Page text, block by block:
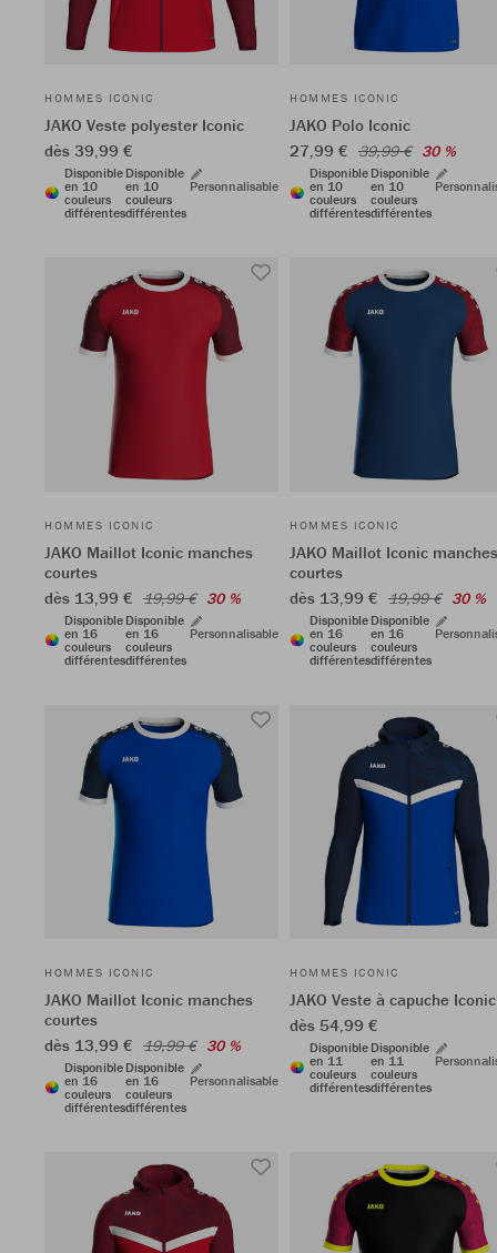
HOMMES ICONIC
JAKO Veste polyester Iconic
dès 39,99 €
Disponible
en 10
couleurs
différentes
Disponible
en 10
couleurs
différentes
Personnalisable
HOMMES ICONIC
JAKO Polo Iconic
27,99 € 39,99 € 30 %
Disponible
en 10
couleurs
différentes
Disponible
en 10
couleurs
différentes
HOMMES ICONIC
JAKO Maillot Iconic manches
courtes
dès 13,99 € 19,99 € 30 %
Disponible
en 16
couleurs
différentes
Disponible
en 16
couleurs
différentes
Personnalisable
HOMMES ICONIC
JAKO Maillot Iconic manches
courtes
dès 13,99 € 19,99 € 30 %
Disponible
en 16
couleurs
différentes
Disponible
en 16
couleurs
différentes
HOMMES ICONIC
JAKO Maillot Iconic manches
courtes
dès 13,99 € 19,99 € 30 %
Disponible
en 16
couleurs
différentes
Disponible
en 16
couleurs
différentes
Personnalisable
HOMMES ICONIC
JAKO Veste à capuche Iconic
dès 54,99 €
Disponible
en 11
couleurs
différentes
Disponible
en 11
couleurs
différentes